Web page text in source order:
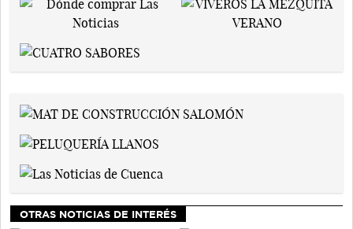
OTRAS NOTICIAS DE INTERÉS